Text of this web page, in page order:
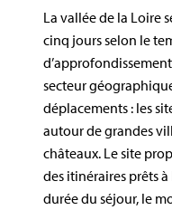
La vallée de la Loire
cinq jours selon le
secteur
déplacements : les
autour de grandes
châteaux. Le site
des itinéraires prêts
durée du séjour, le